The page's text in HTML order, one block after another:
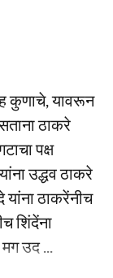
कुणाचे, यावरून
ठाकरे
पक्ष
उद्धव ठाकरे
यांना ठाकरेंनीच
शिंदेंना
उद ...